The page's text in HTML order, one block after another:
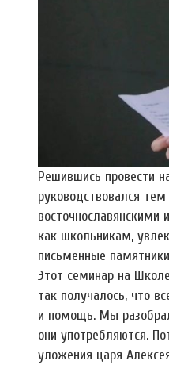
Решившись провести
руководствовался
как школьникам,
письменные
Этот семинар на
так получалось, что
и помощь. Мы
они употребляются.
уложения царя